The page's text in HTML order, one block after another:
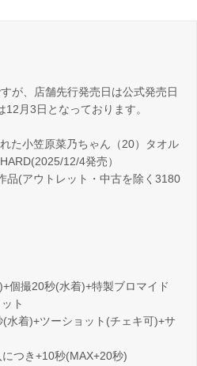
が、店舗先行発売日は公式発売日
月3日となっております。
た小笠原菜乃ちゃん（20）タオル
12/4発売）
(アウトレット・中古を除く3180
個撮20秒(水着)+特製ブロマイド
ト
水着)+ツーショット(チェキ可)+サ
つき+10秒(MAX+20秒)